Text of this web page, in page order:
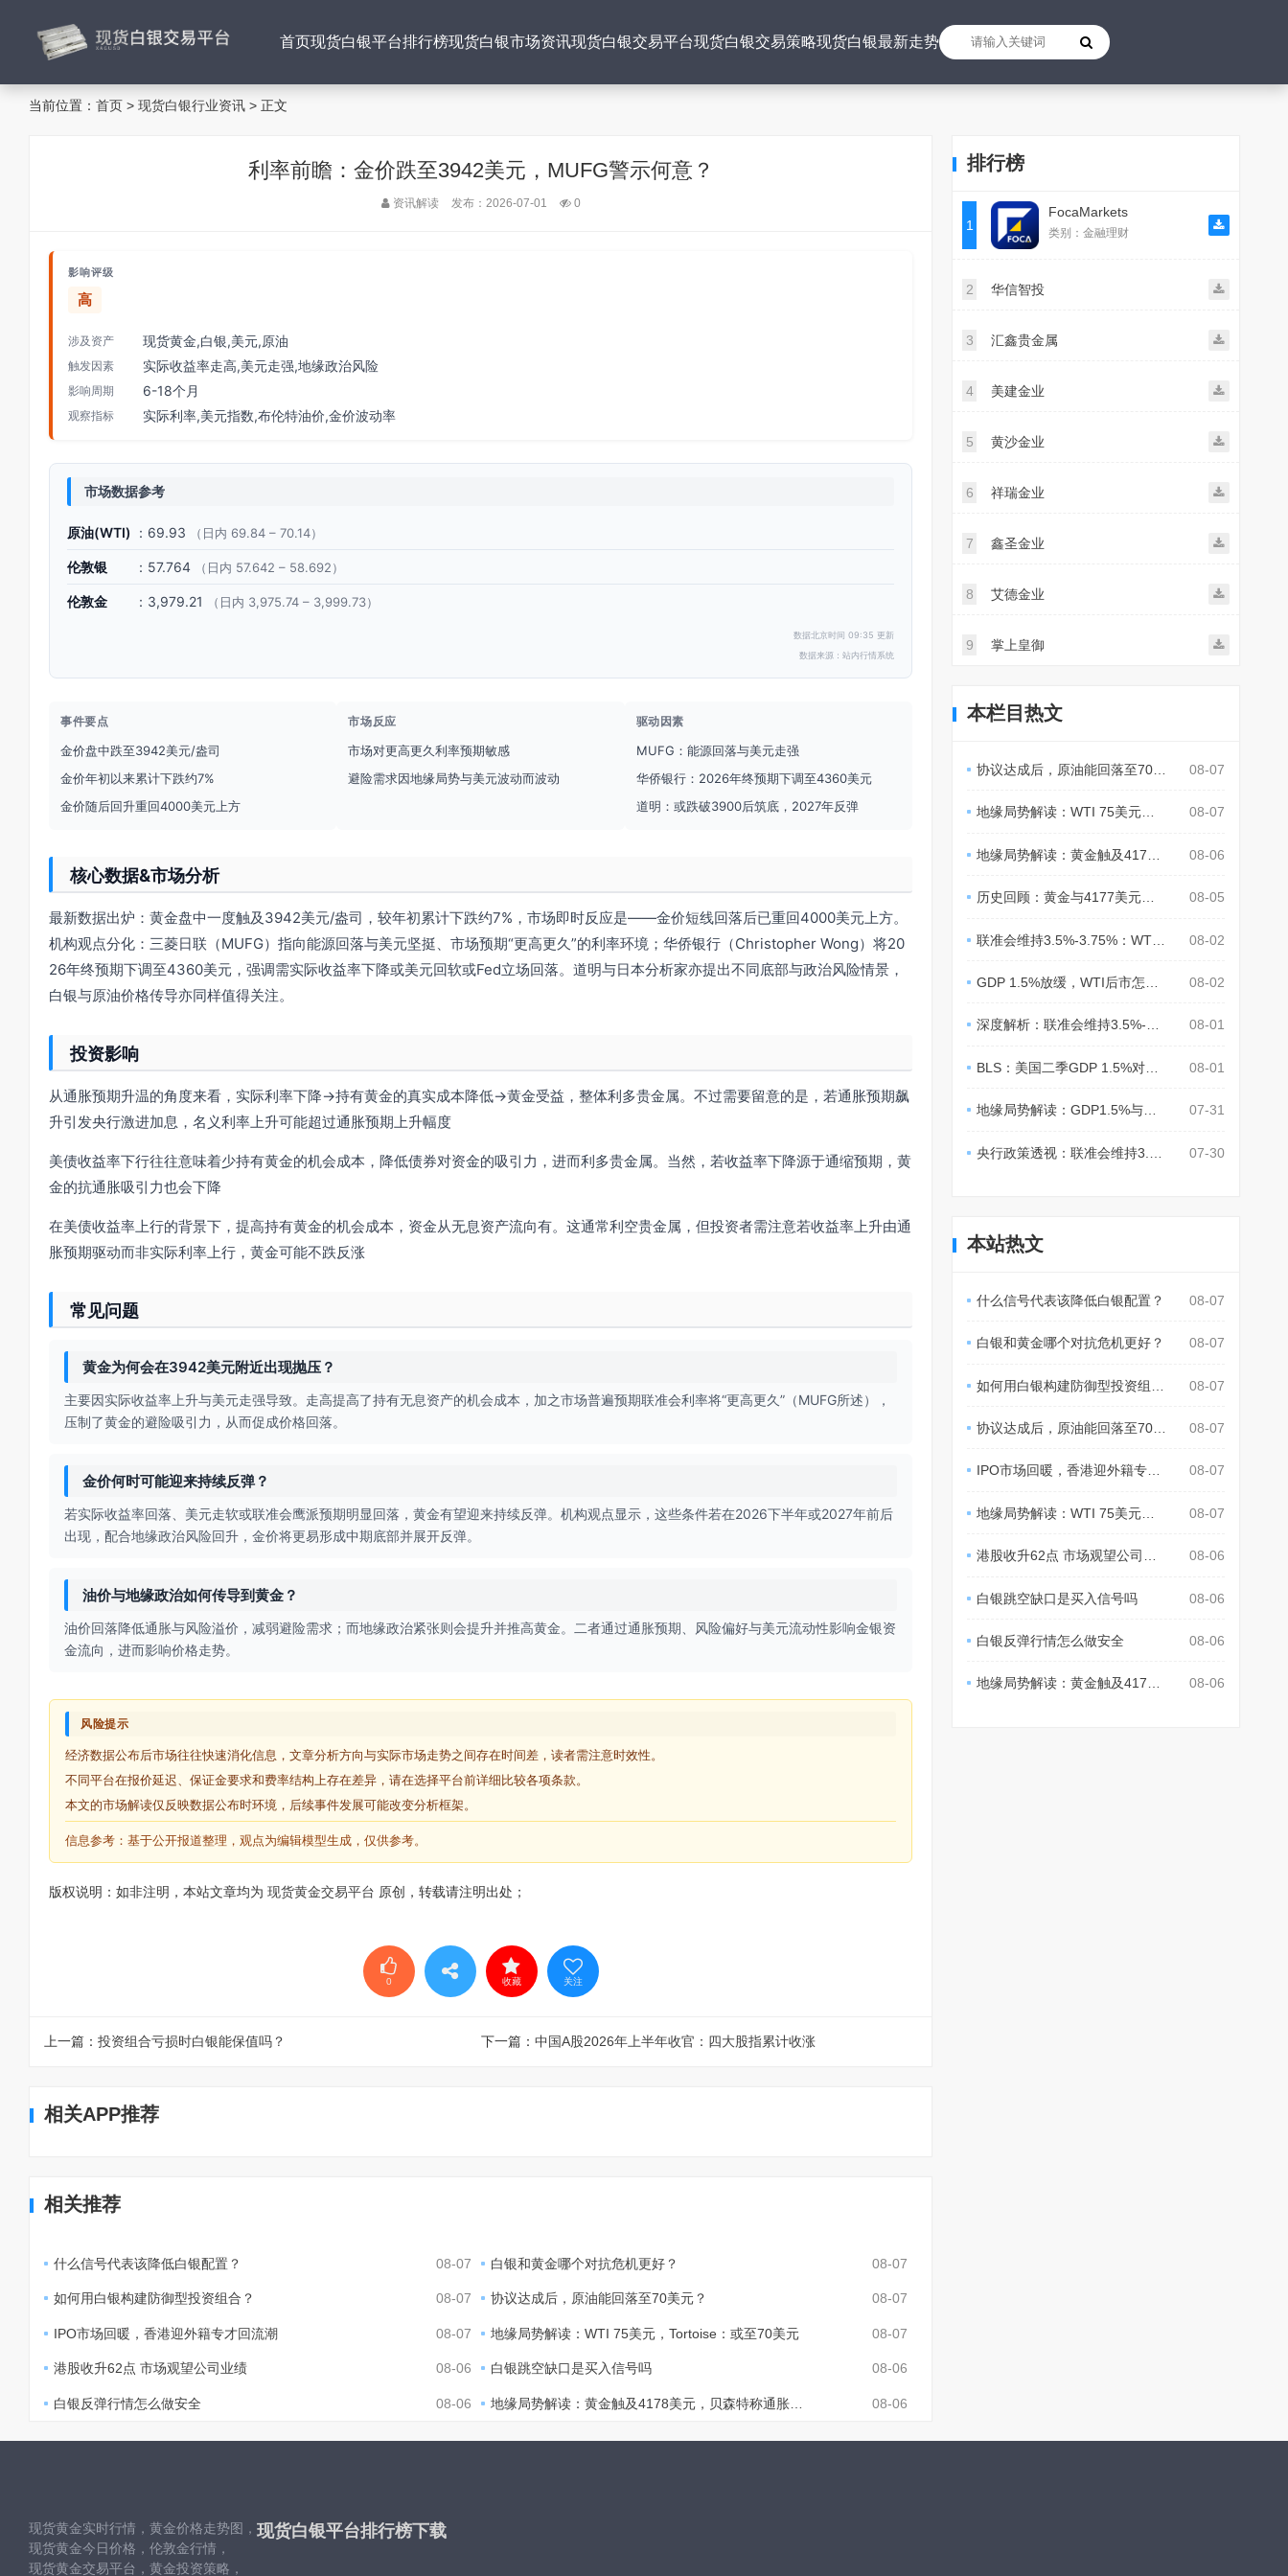
首页现货白银平台排行榜现货白银市场资讯现货白银交易平台现货白银交易策略现货白银最新走势
当前位置： 首页 > 现货白银行业资讯 > 正文
利率前瞻：金价跌至3942美元，MUFG警示何意？
资讯解读 发布：2026-07-01 0
影响评级
高
涉及资产 现货黄金,白银,美元,原油
触发因素 实际收益率走高,美元走强,地缘政治风险
影响周期 6-18个月
观察指标 实际利率,美元指数,布伦特油价,金价波动率
市场数据参考
原油(WTI) ：69.93 （日内 69.84 – 70.14）
伦敦银 ：57.764 （日内 57.642 – 58.692）
伦敦金 ：3,979.21 （日内 3,975.74 – 3,999.73）
数据北京时间 09:35 更新
数据来源：站内行情系统
事件要点
金价盘中跌至3942美元/盎司
金价年初以来累计下跌约7%
金价随后回升重回4000美元上方
市场反应
市场对更高更久利率预期敏感
避险需求因地缘局势与美元波动而波动
驱动因素
MUFG：能源回落与美元走强
华侨银行：2026年终预期下调至4360美元
道明：或跌破3900后筑底，2027年反弹
核心数据&市场分析
最新数据出炉：黄金盘中一度触及3942美元/盎司，较年初累计下跌约7%，市场即时反应是——金价短线回落后已重回4000美元上方。
机构观点分化：三菱日联（MUFG）指向能源回落与美元坚挺、市场预期“更高更久”的利率环境；华侨银行（Christopher Wong）将20
26年终预期下调至4360美元，强调需实际收益率下降或美元回软或Fed立场回落。道明与日本分析家亦提出不同底部与政治风险情景，
白银与原油价格传导亦同样值得关注。
投资影响
从通胀预期升温的角度来看，实际利率下降→持有黄金的真实成本降低→黄金受益，整体利多贵金属。不过需要留意的是，若通胀预期飙
升引发央行激进加息，名义利率上升可能超过通胀预期上升幅度
美债收益率下行往往意味着少持有黄金的机会成本，降低债券对资金的吸引力，进而利多贵金属。当然，若收益率下降源于通缩预期，黄
金的抗通胀吸引力也会下降
在美债收益率上行的背景下，提高持有黄金的机会成本，资金从无息资产流向有。这通常利空贵金属，但投资者需注意若收益率上升由通
胀预期驱动而非实际利率上行，黄金可能不跌反涨
常见问题
黄金为何会在3942美元附近出现抛压？
主要因实际收益率上升与美元走强导致。走高提高了持有无息资产的机会成本，加之市场普遍预期联准会利率将“更高更久”（MUFG所述），
压制了黄金的避险吸引力，从而促成价格回落。
金价何时可能迎来持续反弹？
若实际收益率回落、美元走软或联准会鹰派预期明显回落，黄金有望迎来持续反弹。机构观点显示，这些条件若在2026下半年或2027年前后
出现，配合地缘政治风险回升，金价将更易形成中期底部并展开反弹。
油价与地缘政治如何传导到黄金？
油价回落降低通胀与风险溢价，减弱避险需求；而地缘政治紧张则会提升并推高黄金。二者通过通胀预期、风险偏好与美元流动性影响金银资
金流向，进而影响价格走势。
风险提示
经济数据公布后市场往往快速消化信息，文章分析方向与实际市场走势之间存在时间差，读者需注意时效性。
不同平台在报价延迟、保证金要求和费率结构上存在差异，请在选择平台前详细比较各项条款。
本文的市场解读仅反映数据公布时环境，后续事件发展可能改变分析框架。
信息参考：基于公开报道整理，观点为编辑模型生成，仅供参考。
版权说明：如非注明，本站文章均为 现货黄金交易平台 原创，转载请注明出处；
0 收藏 关注
上一篇： 投资组合亏损时白银能保值吗？ 下一篇： 中国A股2026年上半年收官：四大股指累计收涨
相关APP推荐
相关推荐
08-07
什么信号代表该降低白银配置？ 08-07
白银和黄金哪个对抗危机更好？
08-07
如何用白银构建防御型投资组合？ 08-07
协议达成后，原油能回落至70美元？
08-07
IPO市场回暖，香港迎外籍专才回流潮 08-07
地缘局势解读：WTI 75美元，Tortoise：或至70美元
08-06
港股收升62点 市场观望公司业绩 08-06
白银跳空缺口是买入信号吗
08-06
白银反弹行情怎么做安全 08-06
地缘局势解读：黄金触及4178美元，贝森特称通胀温和
排行榜
1
FocaMarkets
类别：金融理财
2 华信智投
3 汇鑫贵金属
4 美建金业
5 黄沙金业
6 祥瑞金业
7 鑫圣金业
8 艾德金业
9 掌上皇御
本栏目热文
08-07
08-07
地缘局势解读：WTI 75美元，Tortoise：或至70美元
08-06
08-05
08-02
08-02
08-01
深度解析：联准会维持3.5%-3.75%，WTI后市如何部署？
08-01
07-31
07-30
本站热文
08-07
什么信号代表该降低白银配置？
08-07
白银和黄金哪个对抗危机更好？
08-07
08-07
08-07
IPO市场回暖，香港迎外籍专才回流潮
08-07
08-06
港股收升62点 市场观望公司业绩
08-06
白银跳空缺口是买入信号吗
08-06
白银反弹行情怎么做安全
08-06
地缘局势解读：黄金触及4178美元，贝森特称通胀温和
现货黄金实时行情，黄金价格走势图，
现货黄金今日价格，伦敦金行情，
现货黄金交易平台，黄金投资策略，
现货白银平台排行榜下载